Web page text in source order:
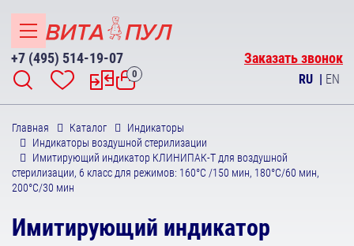
+7 (495) 514-19-07 Заказать звонок
0 RU | EN
Главная Каталог
Индикаторы
Индикаторы воздушной стерилизации
Имитирующий индикатор КЛИНИПАК-Т для воздушной
стерилизации, 6 класс для режимов: 160°С /150 мин, 180°С/60 мин,
200°С/30 мин
Имитирующий индикатор